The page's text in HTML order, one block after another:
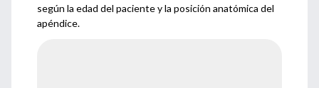
según la edad del paciente y la posición anatómica del
apéndice.